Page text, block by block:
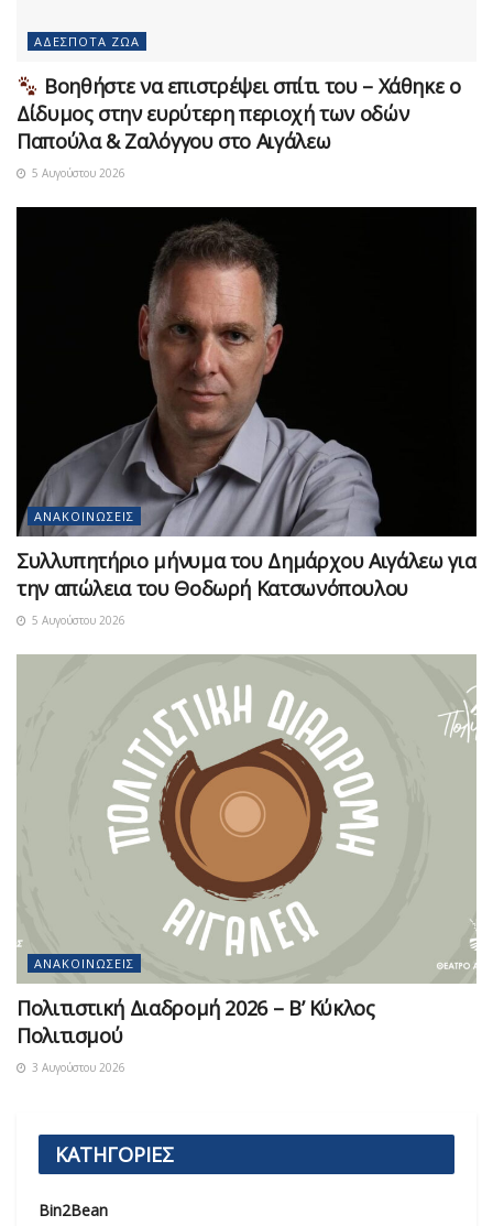
ΑΔΈΣΠΟΤΑ ΖΏΑ
Βοηθήστε να επιστρέψει σπίτι του – Χάθηκε ο
Δίδυμος στην ευρύτερη περιοχή των οδών
Παπούλα & Ζαλόγγου στο Αιγάλεω
5 Αυγούστου 2026
ΑΝΑΚΟΙΝΏΣΕΙΣ
Συλλυπητήριο μήνυμα του Δημάρχου Αιγάλεω για
την απώλεια του Θοδωρή Κατσωνόπουλου
5 Αυγούστου 2026
ΑΝΑΚΟΙΝΏΣΕΙΣ
Πολιτιστική Διαδρομή 2026 – Β’ Κύκλος
Πολιτισμού
3 Αυγούστου 2026
ΚΑΤΗΓΟΡΙΕΣ
Bin2Bean